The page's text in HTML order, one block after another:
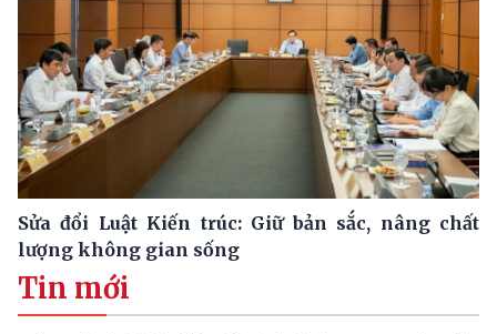
Sửa đổi Luật Kiến trúc: Giữ bản sắc, nâng chất
lượng không gian sống
Tin mới